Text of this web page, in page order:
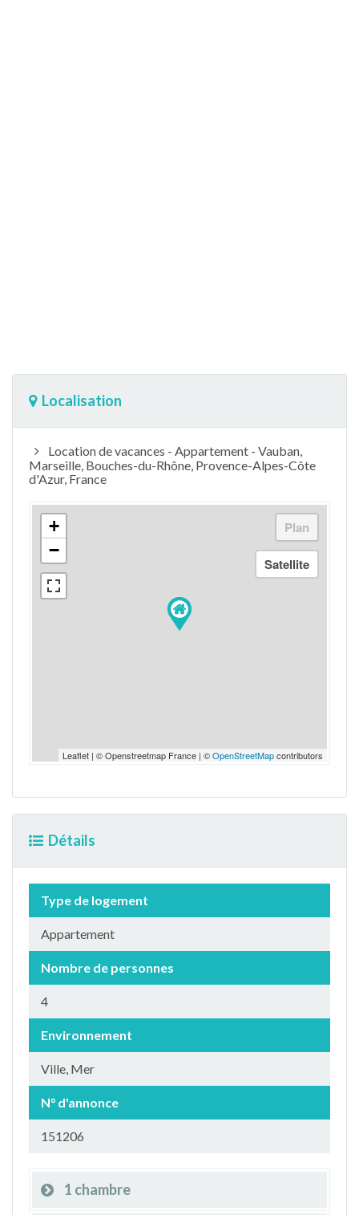
Localisation
Location de vacances - Appartement - Vauban,
Marseille, Bouches-du-Rhône, Provence-Alpes-Côte
d'Azur, France
+
−
Leaflet | © Openstreetmap France | ©OpenStreetMapcontributors
Détails
Type de logement
Appartement
Nombre de personnes
4
Environnement
Ville, Mer
N° d'annonce
151206
1 chambre